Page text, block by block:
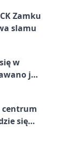
Zamku
slamu
w
ją
centrum
się